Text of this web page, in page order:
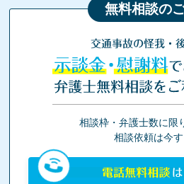
無料相談の
交通事故の怪我・
示談金・慰謝料で
弁護士無料相談をご
相談枠・弁護士数に限
相談依頼は今す
電話無料相談は